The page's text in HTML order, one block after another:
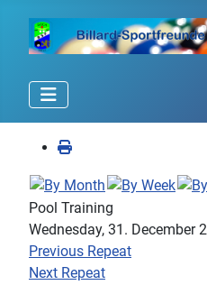
Pool Training
Wednesday, 31. December
Previous Repeat
Next Repeat